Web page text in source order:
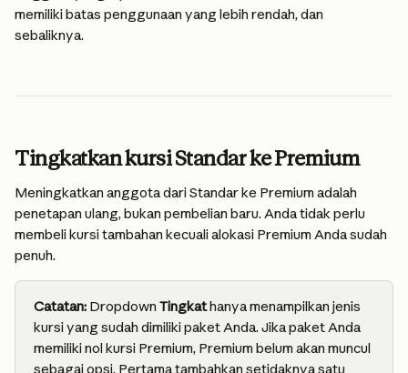
memiliki batas penggunaan yang lebih rendah, dan
sebaliknya.
Tingkatkan kursi Standar ke Premium
Meningkatkan anggota dari Standar ke Premium adalah
penetapan ulang, bukan pembelian baru. Anda tidak perlu
membeli kursi tambahan kecuali alokasi Premium Anda sudah
penuh.
Catatan: Dropdown Tingkat hanya menampilkan jenis
kursi yang sudah dimiliki paket Anda. Jika paket Anda
memiliki nol kursi Premium, Premium belum akan muncul
sebagai opsi. Pertama tambahkan setidaknya satu